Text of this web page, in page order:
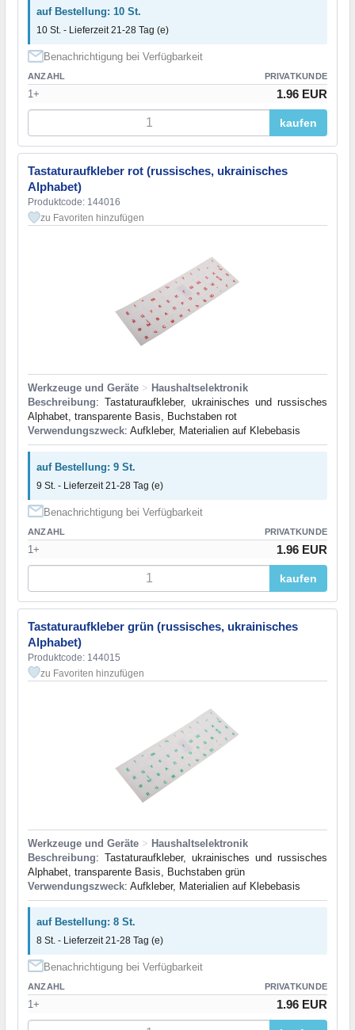
auf Bestellung: 10 St.
10 St. - Lieferzeit 21-28 Tag (e)
Benachrichtigung bei Verfügbarkeit
ANZAHL PRIVATKUNDE
1+ 1.96 EUR
kaufen
Tastaturaufkleber rot (russisches, ukrainisches
Alphabet)
Produktcode: 144016
zu Favoriten hinzufügen
Werkzeuge und Geräte > Haushaltselektronik
Beschreibung: Tastaturaufkleber, ukrainisches und russisches
Alphabet, transparente Basis, Buchstaben rot
Verwendungszweck: Aufkleber, Materialien auf Klebebasis
auf Bestellung: 9 St.
9 St. - Lieferzeit 21-28 Tag (e)
Benachrichtigung bei Verfügbarkeit
ANZAHL PRIVATKUNDE
1+ 1.96 EUR
kaufen
Tastaturaufkleber grün (russisches, ukrainisches
Alphabet)
Produktcode: 144015
zu Favoriten hinzufügen
Werkzeuge und Geräte > Haushaltselektronik
Beschreibung: Tastaturaufkleber, ukrainisches und russisches
Alphabet, transparente Basis, Buchstaben grün
Verwendungszweck: Aufkleber, Materialien auf Klebebasis
auf Bestellung: 8 St.
8 St. - Lieferzeit 21-28 Tag (e)
Benachrichtigung bei Verfügbarkeit
ANZAHL PRIVATKUNDE
1+ 1.96 EUR